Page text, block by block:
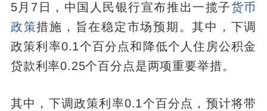
5月7日，中国人民银行宣布推出一揽子货币
政策措施，旨在稳定市场预期。其中，下调
政策利率0.1个百分点和降低个人住房公积金
贷款利率0.25个百分点是两项重要举措。
其中，下调政策利率0.1个百分点，预计将带